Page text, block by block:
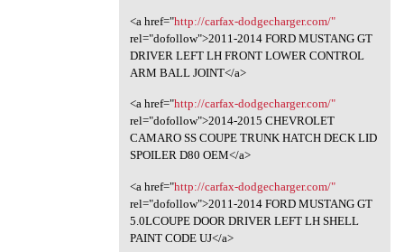
<a href="http://carfax-dodgecharger.com/"
rel="dofollow">2011-2014 FORD MUSTANG GT
DRIVER LEFT LH FRONT LOWER CONTROL
ARM BALL JOINT</a>
<a href="http://carfax-dodgecharger.com/"
rel="dofollow">2014-2015 CHEVROLET
CAMARO SS COUPE TRUNK HATCH DECK LID
SPOILER D80 OEM</a>
<a href="http://carfax-dodgecharger.com/"
rel="dofollow">2011-2014 FORD MUSTANG GT
5.0LCOUPE DOOR DRIVER LEFT LH SHELL
PAINT CODE UJ</a>